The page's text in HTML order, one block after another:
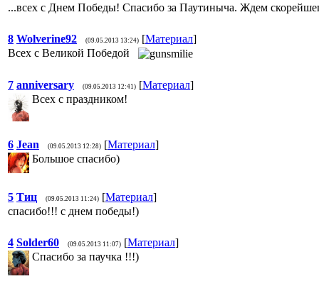
...всех с Днем Победы! Спасибо за Паутиныча. Ждем
8 Wolverine92 (09.05.2013 13:24) [Материал]
Всех с Великой Победой
7 anniversary (09.05.2013 12:41) [Материал]
Всех с праздником!
6 Jean (09.05.2013 12:28) [Материал]
Большое спасибо)
5 Тиц (09.05.2013 11:24) [Материал]
спасибо!!! с днем победы!)
4 Solder60 (09.05.2013 11:07) [Материал]
Cпасибо за паучка !!!)